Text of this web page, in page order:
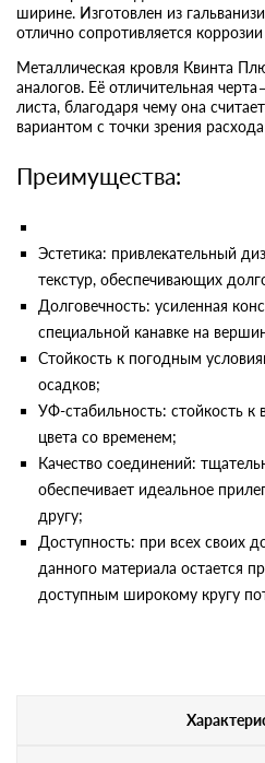
ширине. Изготовлен из
отлично сопротивляется
Металлическая кровля Квинта
аналогов. Её отличительная
листа, благодаря чему она
вариантом с точки зрения
Преимущества:
Эстетика: привлекательный
текстур, обеспечивающих
Долговечность: усиленная
специальной канавке на
Стойкость к погодным
осадков;
УФ-стабильность: стойкость к
цвета со временем;
Качество соединений:
обеспечивает идеальное
другу;
Доступность: при всех своих
данного материала остается
доступным широкому кругу